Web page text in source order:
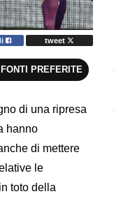
tweet
FONTI PREFERITE
di una ripresa
hanno
di mettere
le
toto della